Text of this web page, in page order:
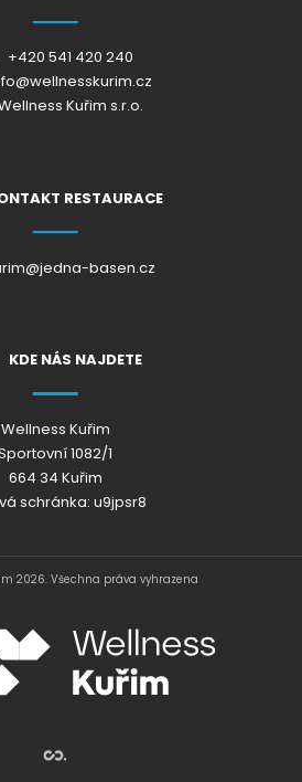
+420 541 420 240
Kuřim s.r.o.
RESTAURACE
basen.cz
KDE NÁS NAJDETE
Wellness Kuřim
1082/1
664 34 Kuřim
schránka: u9jpsr8
2026. Všechna práva vyhrazena